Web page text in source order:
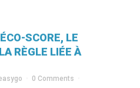
SCORE, LE
RÈGLE LIÉE À
0 Comments